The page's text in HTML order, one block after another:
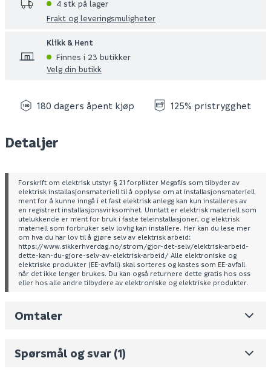
4 stk på lager
Frakt og leveringsmuligheter
Klikk & Hent
Finnes i 23 butikker
Velg din butikk
180 dagers åpent kjøp 125% pristrygghet
Detaljer
Forskrift om elektrisk utstyr § 21 forplikter Megaflis som tilbyder av
elektrisk installasjonsmateriell til å opplyse om at installasjonsmateriell
ment for å kunne inngå i et fast elektrisk anlegg kan kun installeres av
en registrert installasjonsvirksomhet. Unntatt er elektrisk materiell som
utelukkende er ment for bruk i faste teleinstallasjoner, og elektrisk
materiell som forbruker selv lovlig kan installere. Her kan du lese mer
om hva du har lov til å gjøre selv av elektrisk arbeid:
https://www.sikkerhverdag.no/strom/gjor-det-selv/elektrisk-arbeid-
dette-kan-du-gjore-selv-av-elektrisk-arbeid/ Alle elektroniske og
elektriske produkter (EE-avfall) skal sorteres og kastes som EE-avfall
når det ikke lenger brukes. Du kan også returnere dette gratis hos oss
eller hos alle andre tilbydere av elektroniske og elektriske produkter.
Omtaler
Spørsmål og svar (1)
Leverandørens varenummer 02312